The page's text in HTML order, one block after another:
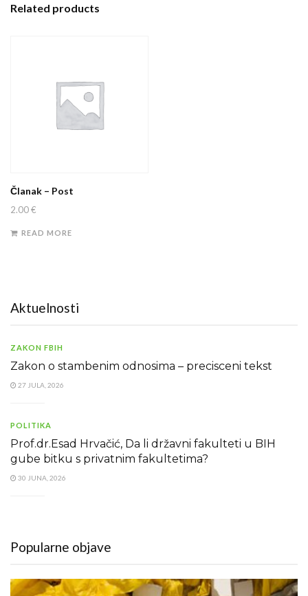
Related products
Članak – Post
2.00€
READ MORE
Aktuelnosti
ZAKON FBIH
Zakon o stambenim odnosima – precisceni tekst
27 JULA, 2026
POLITIKA
Prof.dr.Esad Hrvačić, Da li državni fakulteti u BIH
gube bitku s privatnim fakultetima?
30 JUNA, 2026
Popularne objave